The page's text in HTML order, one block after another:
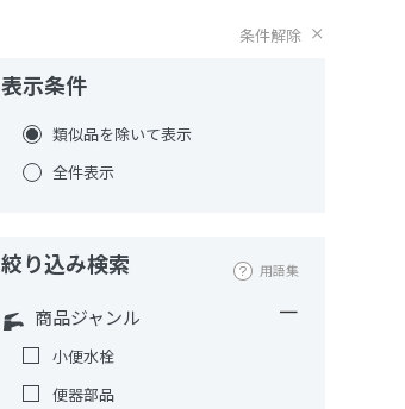
条件解除
表示条件
類似品を除いて表示
全件表示
絞り込み検索 用語集
商品ジャンル
小便水栓
便器部品